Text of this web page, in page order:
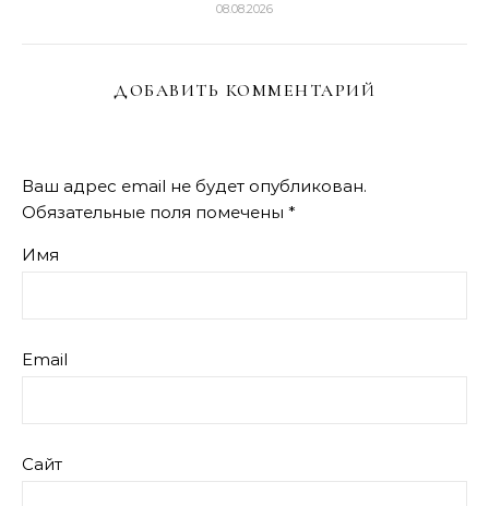
08.08.2026
ДОБАВИТЬ КОММЕНТАРИЙ
Ваш адрес email не будет опубликован.
Обязательные поля помечены *
Имя
Email
Сайт